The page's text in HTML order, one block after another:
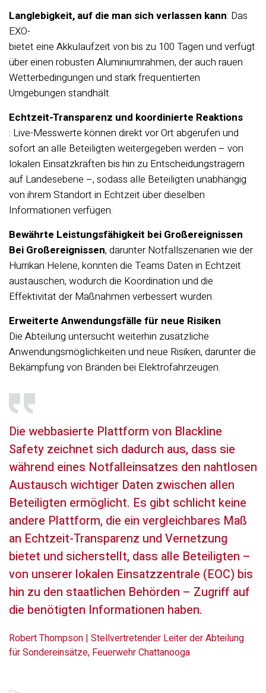
Langlebigkeit, auf die man sich verlassen kann: Das
EXO-
bietet eine Akkulaufzeit von bis zu 100 Tagen und verfügt
über einen robusten Aluminiumrahmen, der auch rauen
Wetterbedingungen und stark frequentierten
Umgebungen standhält.
Echtzeit-Transparenz und koordinierte Reaktions
: Live-Messwerte können direkt vor Ort abgerufen und
sofort an alle Beteiligten weitergegeben werden – von
lokalen Einsatzkräften bis hin zu Entscheidungsträgern
auf Landesebene –, sodass alle Beteiligten unabhängig
von ihrem Standort in Echtzeit über dieselben
Informationen verfügen.
Bewährte Leistungsfähigkeit bei Großereignissen
Bei Großereignissen, darunter Notfallszenarien wie der
Hurrikan Helene, konnten die Teams Daten in Echtzeit
austauschen, wodurch die Koordination und die
Effektivität der Maßnahmen verbessert wurden.
Erweiterte Anwendungsfälle für neue Risiken
Die Abteilung untersucht weiterhin zusätzliche
Anwendungsmöglichkeiten und neue Risiken, darunter die
Bekämpfung von Bränden bei Elektrofahrzeugen.
Die webbasierte Plattform von Blackline
Safety zeichnet sich dadurch aus, dass sie
während eines Notfalleinsatzes den nahtlosen
Austausch wichtiger Daten zwischen allen
Beteiligten ermöglicht. Es gibt schlicht keine
andere Plattform, die ein vergleichbares Maß
an Echtzeit-Transparenz und Vernetzung
bietet und sicherstellt, dass alle Beteiligten –
von unserer lokalen Einsatzzentrale (EOC) bis
hin zu den staatlichen Behörden – Zugriff auf
die benötigten Informationen haben.
Robert Thompson | Stellvertretender Leiter der Abteilung
für Sondereinsätze, Feuerwehr Chattanooga